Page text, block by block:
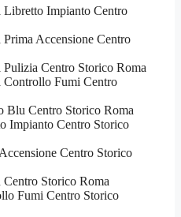
Libretto Impianto Centro
Accensione Centro
Centro Storico Roma
Controllo Fumi Centro
Blu Centro Storico Roma
Impianto Centro Storico
Centro Storico
Storico Roma
Fumi Centro Storico